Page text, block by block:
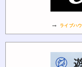
→ ライブハ